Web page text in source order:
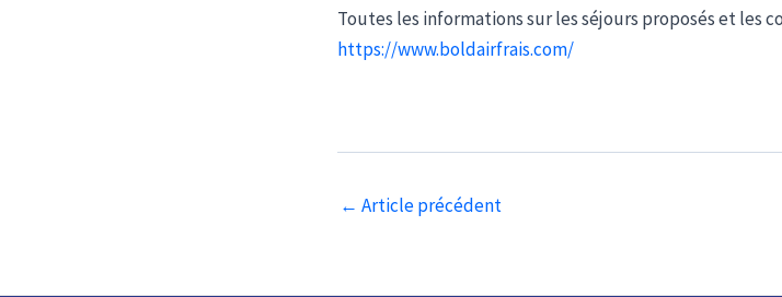
Toutes les informations sur les séjours proposés et les
https://www.boldairfrais.com/
Navigation
← Article précédent